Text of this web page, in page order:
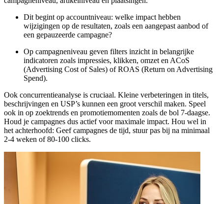
Dit begint op accountniveau: welke impact hebben
wijzigingen op de resultaten, zoals een aangepast aanbod of
een gepauzeerde campagne?
Op campagneniveau geven filters inzicht in belangrijke
indicatoren zoals impressies, klikken, omzet en ACoS
(Advertising Cost of Sales) of ROAS (Return on Advertising
Spend).
Ook concurrentieanalyse is cruciaal. Kleine verbeteringen in titels,
beschrijvingen en USP’s kunnen een groot verschil maken. Speel
ook in op zoektrends en promotiemomenten zoals de bol 7-daagse.
Houd je campagnes dus actief voor maximale impact. Hou wel in
het achterhoofd: Geef campagnes de tijd, stuur pas bij na minimaal
2-4 weken of 80-100 clicks.